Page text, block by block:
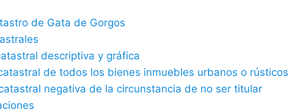
de Gata de Gorgos
descriptiva y gráfica
de todos los bienes inmuebles urbanos o
negativa de la circunstancia de no ser titular